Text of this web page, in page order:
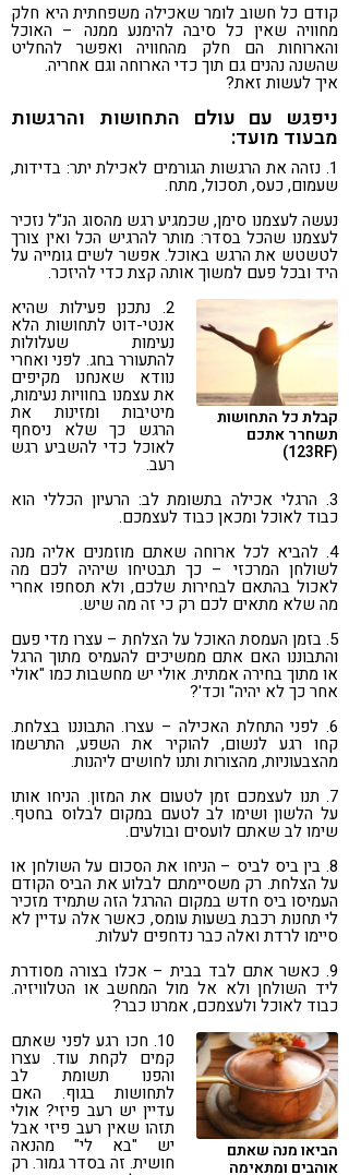
קודם כל חשוב לומר שאכילה משפחתית היא חלק
מחוויה שאין כל סיבה להימנע ממנה – האוכל
והארוחות הם חלק מהחוויה ואפשר להחליט
שהשנה נהנים גם תוך כדי הארוחה וגם אחריה.
איך לעשות זאת?
ניפגש עם עולם התחושות והרגשות
מבעוד מועד:
1. נזהה את הרגשות הגורמים לאכילת יתר: בדידות,
שעמום, כעס, תסכול, מתח.
נעשה לעצמנו סימן, שכמגיע רגש מהסוג הנ"ל נזכיר
לעצמנו שהכל בסדר: מותר להרגיש הכל ואין צורך
לטשטש את הרגש באוכל. אפשר לשים גומייה על
היד ובכל פעם למשוך אותה קצת כדי להיזכר.
קבלת כל התחושות
תשחרר אתכם
(123RF)
2. נתכנן פעילות שהיא
אנטי-דוט לתחושות הלא
נעימות שעלולות
להתעורר בחג. לפני ואחרי
נוודא שאנחנו מקיפים
את עצמנו בחוויות נעימות,
מיטיבות ומזינות את
הרגש כך שלא ניסחף
לאוכל כדי להשביע רגש
רעב.
3. הרגלי אכילה בתשומת לב: הרעיון הכללי הוא
כבוד לאוכל ומכאן כבוד לעצמכם.
4. להביא לכל ארוחה שאתם מוזמנים אליה מנה
לשולחן המרכזי – כך תבטיחו שיהיה לכם מה
לאכול בהתאם לבחירות שלכם, ולא תסחפו אחרי
מה שלא מתאים לכם רק כי זה מה שיש.
5. בזמן העמסת האוכל על הצלחת – עצרו מדי פעם
והתבוננו האם אתם ממשיכים להעמיס מתוך הרגל
או מתוך בחירה אמתית. אולי יש מחשבות כמו "אולי
אחר כך לא יהיה" וכד'?
6. לפני התחלת האכילה – עצרו. התבוננו בצלחת.
קחו רגע לנשום, להוקיר את השפע, התרשמו
מהצבעוניות, מהצורות ותנו לחושים ליהנות.
7. תנו לעצמכם זמן לטעום את המזון. הניחו אותו
על הלשון ושימו לב לטעם במקום לבלוס בחטף.
שימו לב שאתם לועסים ובולעים.
8. בין ביס לביס – הניחו את הסכום על השולחן או
על הצלחת. רק משסיימתם לבלוע את הביס הקודם
העמיסו ביס חדש במקום ההרגל הזה שתמיד מזכיר
לי תחנות רכבת בשעות עומס, כאשר אלה עדיין לא
סיימו לרדת ואלה כבר נדחפים לעלות.
9. כאשר אתם לבד בבית – אכלו בצורה מסודרת
ליד השולחן ולא אל מול המחשב או הטלוויזיה.
כבוד לאוכל ולעצמכם, אמרנו כבר?
הביאו מנה שאתם
אוהבים ומתאימה
10. חכו רגע לפני שאתם
קמים לקחת עוד. עצרו
והפנו תשומת לב
לתחושות בגוף. האם
עדיין יש רעב פיזי? אולי
תזהו שאין רעב פיזי אבל
יש "בא לי" מהנאה
חושית. זה בסדר גמור. רק